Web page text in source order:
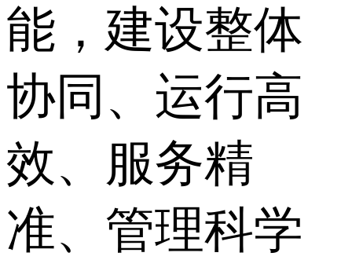
能，建设整体
协同、运行高
效、服务精
准、管理科学